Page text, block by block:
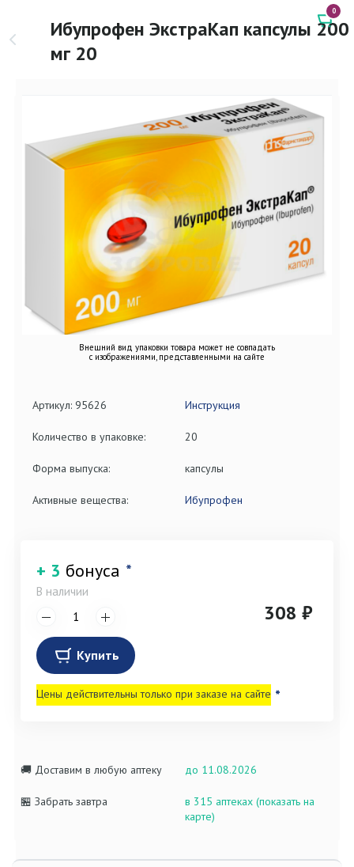
Ибупрофен ЭкстраКап капсулы 200
мг 20
0
Внешний вид упаковки товара может не совпадать
с изображениями, представленными на сайте
Артикул: 95626 Инструкция
Количество в упаковке: 20
Форма выпуска: капсулы
Активные вещества: Ибупрофен
+ 3 бонуса *
В наличии
308 ₽
Купить
Цены действительны только при заказе на сайте *
🚚 Доставим в любую аптеку до 11.08.2026
🏪 Забрать завтра
в 315 аптеках (показать на
карте)